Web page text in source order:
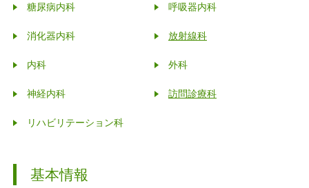
糖尿病内科 呼吸器内科
消化器内科 放射線科
内科 外科
神経内科 訪問診療科
リハビリテーション科
基本情報